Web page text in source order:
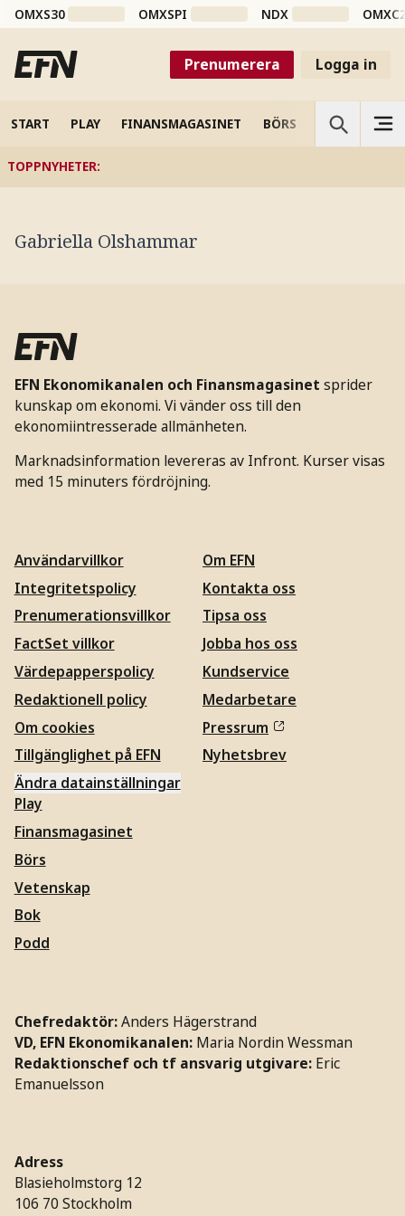
OMXS30 OMXSPI NDX
Prenumerera Logga in
START PLAY FINANSMAGASINET BÖRS VETENSKAP
TOPPNYHETER:
Gabriella Olshammar
EFN Ekonomikanalen och Finansmagasinet sprider
kunskap om ekonomi. Vi vänder oss till den
ekonomiintresserade allmänheten.
Marknadsinformation levereras av Infront. Kurser visas
med 15 minuters fördröjning.
Användarvillkor
Integritetspolicy
Prenumerationsvillkor
FactSet villkor
Värdepapperspolicy
Redaktionell policy
Om cookies
Tillgänglighet på EFN
Ändra datainställningar
Om EFN
Kontakta oss
Tipsa oss
Jobba hos oss
Kundservice
Medarbetare
Pressrum
Nyhetsbrev
Play
Finansmagasinet
Börs
Vetenskap
Bok
Podd
Chefredaktör:Anders Hägerstrand
VD, EFN Ekonomikanalen: Maria Nordin Wessman
Redaktionschef och tf ansvarig utgivare: Eric
Emanuelsson
Adress
Blasieholmstorg 12
106 70 Stockholm